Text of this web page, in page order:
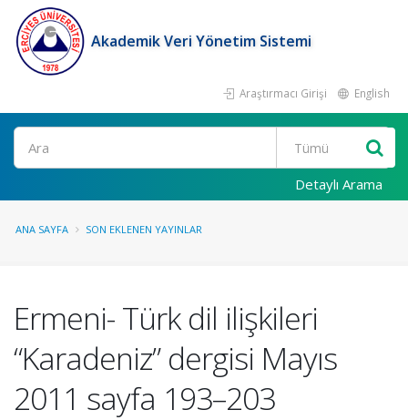
Akademik Veri Yönetim Sistemi
Araştırmacı Girişi English
Ara
Detaylı Arama
ANA SAYFA SON EKLENEN YAYINLAR
Ermeni- Türk dil ilişkileri
“Karadeniz” dergisi Mayıs
2011 sayfa 193–203